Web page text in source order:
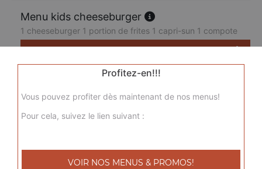
Menu kids cheeseburger
1 cheeseburger 1 portion de frites 1 capri-sun 1 compote
7.50€
Profitez-en!!!
Vous pouvez profiter dès maintenant de nos menus!
Pour cela, suivez le lien suivant :
VOIR NOS MENUS & PROMOS!